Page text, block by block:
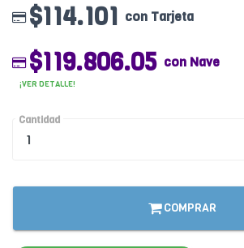
$114.101 con Tarjeta
$119.806.05 con Nave
¡VER DETALLE!
Cantidad
COMPRAR